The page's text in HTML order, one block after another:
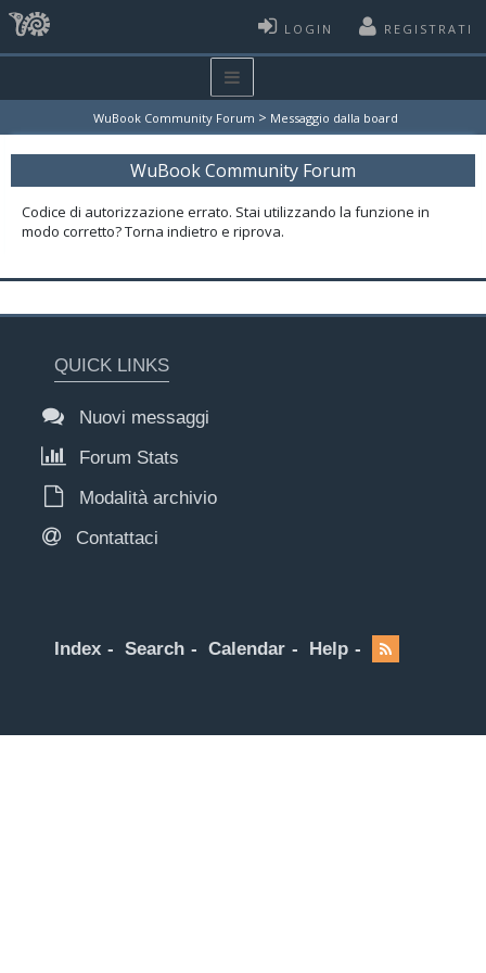
LOGIN REGISTRATI
WuBook Community Forum > Messaggio dalla board
WuBook Community Forum
Codice di autorizzazione errato. Stai utilizzando la funzione in
modo corretto? Torna indietro e riprova.
QUICK LINKS
Nuovi messaggi
Forum Stats
Modalità archivio
Contattaci
Index Search Calendar Help